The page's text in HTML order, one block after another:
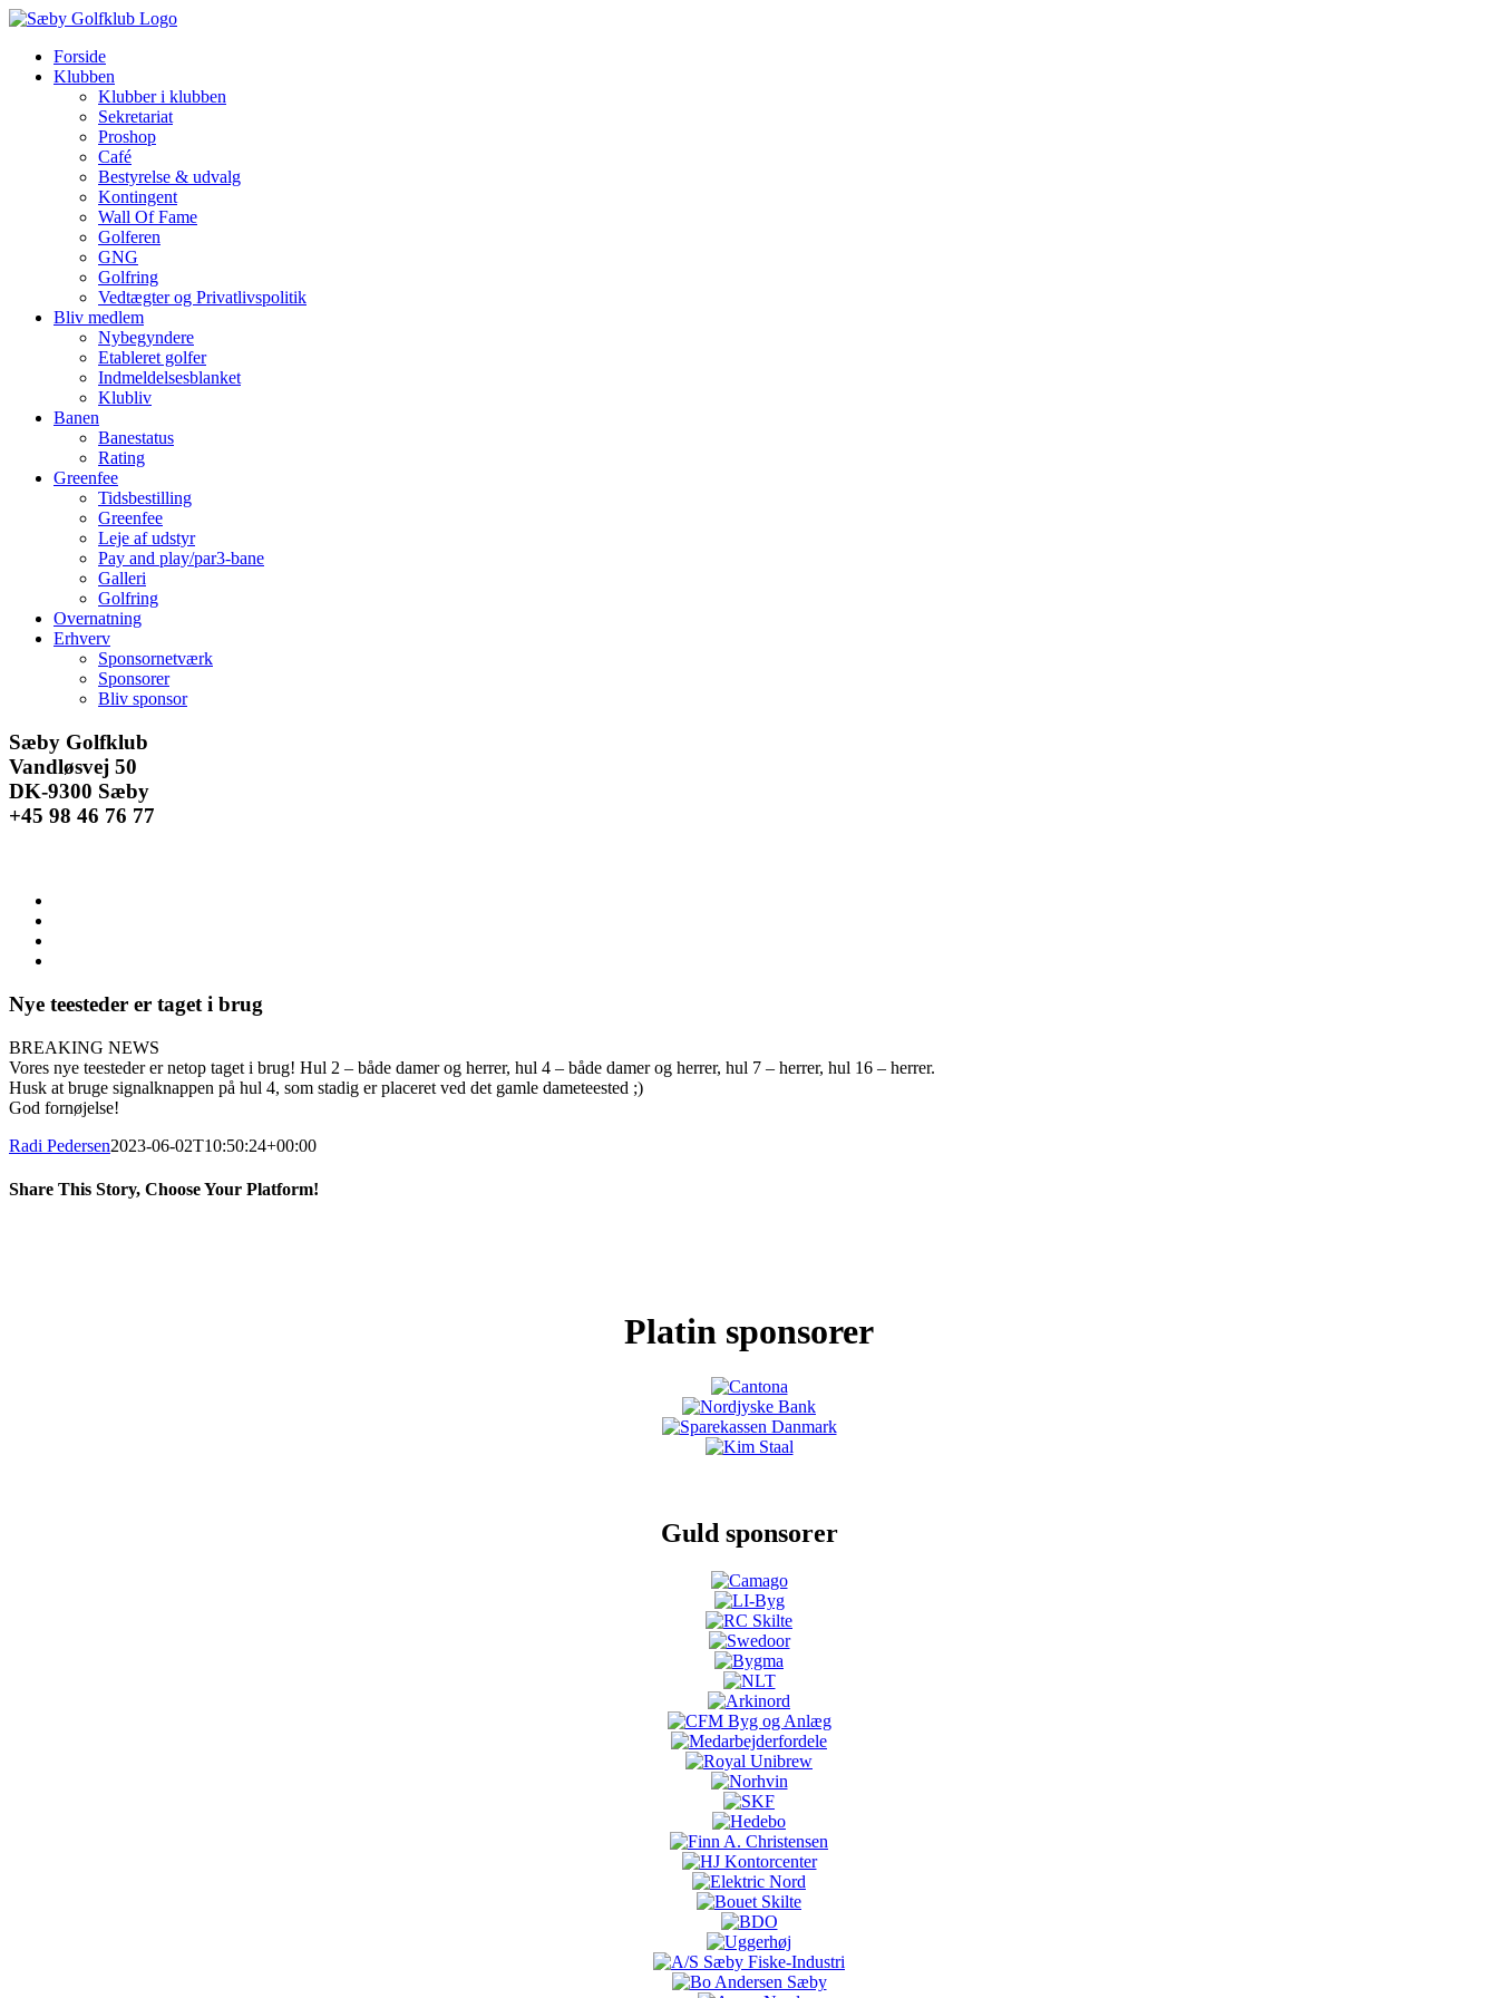
Skip
contentForside
Klubben
Klubber i klubben
Sekretariat
Proshop
Café
Bestyrelse & udvalg
Kontingent
Wall Of Fame
Golferen
GNG
Golfring
Vedtægter og Privatlivspolitik
Bliv medlem
Nybegyndere
Etableret golfer
Indmeldelsesblanket
Klubliv
Banen
Banestatus
Rating
Greenfee
Tidsbestilling
Greenfee
Leje af udstyr
Pay and play/par3-bane
Galleri
Golfring
Overnatning
Erhverv
Sponsornetværk
Sponsorer
Bliv sponsor
Facebook
Instagram
E-
mail
Sæby Golfklub
Vandløsvej 50
DK-9300 Sæby
+45 98 46 76 77
Nye teesteder er taget i brug
BREAKING NEWS
Vores nye teesteder er netop taget i brug! Hul 2 – både damer og herrer, hul 4 – både damer og herrer, hul 7 – herrer, hul 16 – herrer.
Husk at bruge signalknappen på hul 4, som stadig er placeret ved det gamle dameteested ;)
God fornøjelse!
Radi Pedersen2023-06-02T10:50:24+00:00
Share This Story, Choose Your Platform!
Platin sponsorer
Guld sponsorer